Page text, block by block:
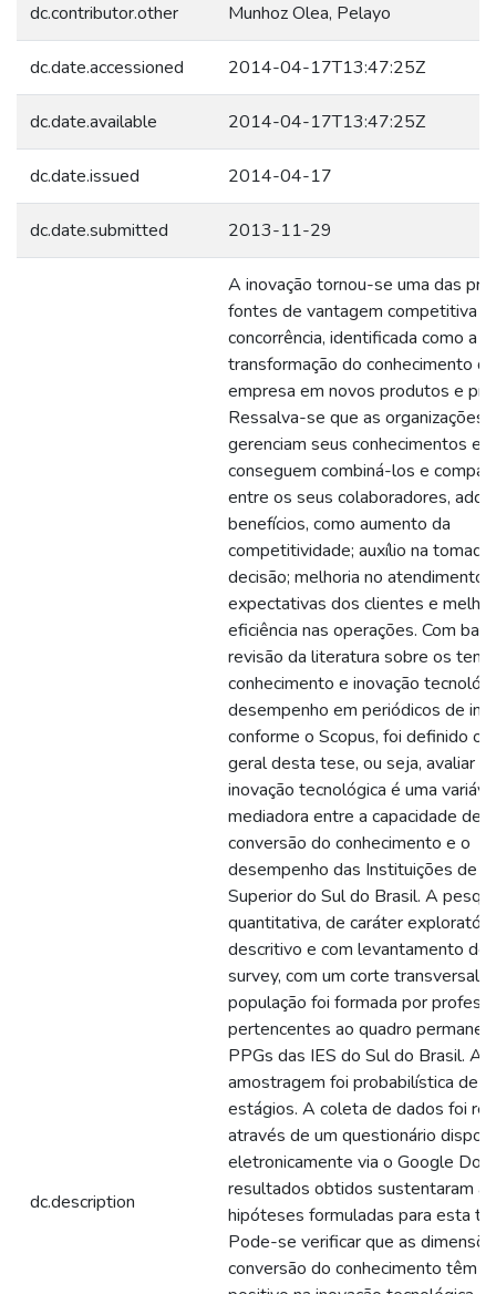
dc.contributor.other Munhoz Olea, Pelayo
dc.date.accessioned 2014-04-17T13:47:25Z
dc.date.available 2014-04-17T13:47:25Z
dc.date.issued 2014-04-17
dc.date.submitted 2013-11-29
dc.description
A inovação tornou-se uma das
fontes de vantagem competitiva
concorrência, identificada como a
transformação do conhecimento da
empresa em novos produtos e
Ressalva-se que as organizações,
gerenciam seus conhecimentos e
conseguem combiná-los e
entre os seus colaboradores,
benefícios, como aumento da
competitividade; auxílio na
decisão; melhoria no atendimento
expectativas dos clientes e
eficiência nas operações. Com
revisão da literatura sobre os
conhecimento e inovação
desempenho em periódicos de
conforme o Scopus, foi definido o
geral desta tese, ou seja, avaliar
inovação tecnológica é uma
mediadora entre a capacidade de
conversão do conhecimento e o
desempenho das Instituições de
Superior do Sul do Brasil. A
quantitativa, de caráter
descritivo e com levantamento do
survey, com um corte transversal.
população foi formada por
pertencentes ao quadro
PPGs das IES do Sul do Brasil. A
amostragem foi probabilística de
estágios. A coleta de dados foi
através de um questionário
eletronicamente via o Google
resultados obtidos sustentaram as
hipóteses formuladas para esta
Pode-se verificar que as
conversão do conhecimento têm